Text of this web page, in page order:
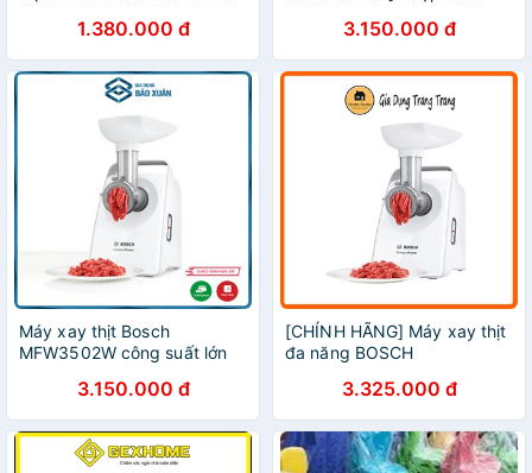
1.380.000 đ 3.150.000 đ
Máy xay thịt Bosch
MFW3502W công suất lớn
3.150.000 đ
[CHÍNH HÃNG] Máy xay thịt
đa năng BOSCH
3.325.000 đ